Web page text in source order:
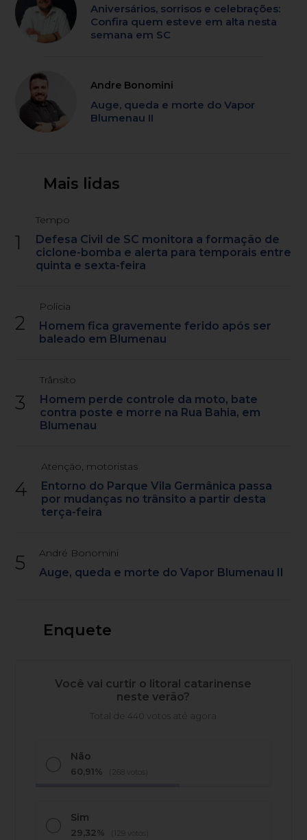
Aniversários, sorrisos e celebrações:
Confira quem esteve em alta nesta
semana em SC
Andre Bonomini
Auge, queda e morte do Vapor
Blumenau II
Mais lidas
1
Tempo
Defesa Civil de SC monitora a formação de
ciclone-bomba e alerta para temporais entre
quinta e sexta-feira
2
Polícia
Homem fica gravemente ferido após ser
baleado em Blumenau
3
Trânsito
Homem perde controle da moto, bate
contra poste e morre na Rua Bahia, em
Blumenau
4
Atenção, motoristas
Entorno do Parque Vila Germânica passa
por mudanças no trânsito a partir desta
terça-feira
5 André Bonomini
Auge, queda e morte do Vapor Blumenau II
Enquete
Você vai curtir o litoral catarinense
neste verão?
Total de 440 votos até agora
Não
60,91% (268 votos)
Sim
29,32% (129 votos)